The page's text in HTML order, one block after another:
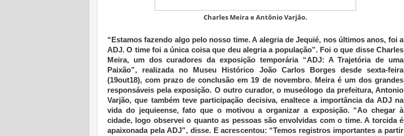
Charles Meira e Antônio Varjão.
“Estamos fazendo algo pelo nosso time. A alegria de Jequié, nos últimos anos, foi a
ADJ. O time foi a única coisa que deu alegria a população”. Foi o que disse Charles
Meira, um dos curadores da exposição temporária “ADJ: A Trajetória de uma
Paixão”, realizada no Museu Histórico João Carlos Borges desde sexta-feira
(19out18), com prazo de conclusão em 19 de novembro. Meira é um dos grandes
responsáveis pela exposição. O outro curador, o museólogo da prefeitura, Antonio
Varjão, que também teve participação decisiva, enaltece a importância da ADJ na
vida do jequieense, fato que o motivou a organizar a exposição. “Ao chegar à
cidade, logo observei o quanto as pessoas são envolvidas com o time. A torcida é
apaixonada pela ADJ”, disse. E acrescentou: “Temos registros importantes a partir